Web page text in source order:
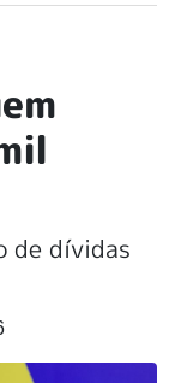
de dívidas